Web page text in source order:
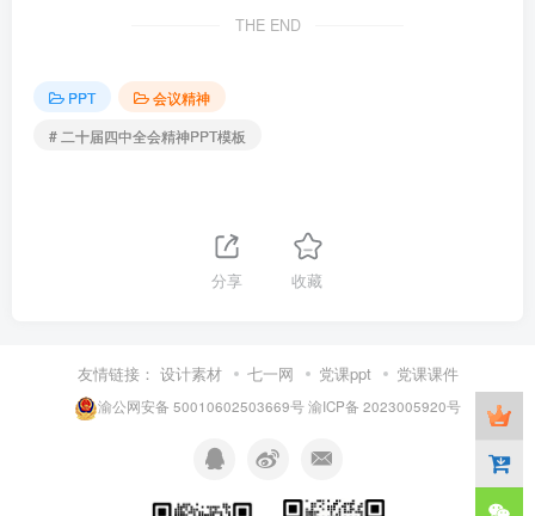
THE END
PPT
会议精神
# 二十届四中全会精神PPT模板
分享 收藏
友情链接： 设计素材 七一网 党课ppt 党课课件
渝公网安备 50010602503669号渝ICP备 2023005920号